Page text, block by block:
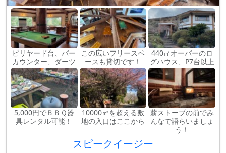
ビリヤード台、バー
カウンター、ダーツ
この広いフリースペ
ースも貸切です！
440㎡オーバーのロ
グハウス、P7台以上
5,000円でＢＢＱ器
具レンタル可能！
10000㎡を超える敷
地の入口はここから
薪ストーブの前でみ
んなで語らいましょ
う！
スピークイージー